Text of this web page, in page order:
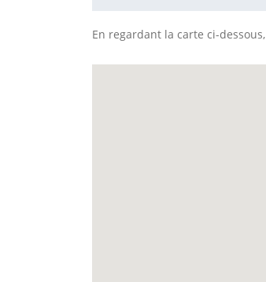
En regardant la carte ci-